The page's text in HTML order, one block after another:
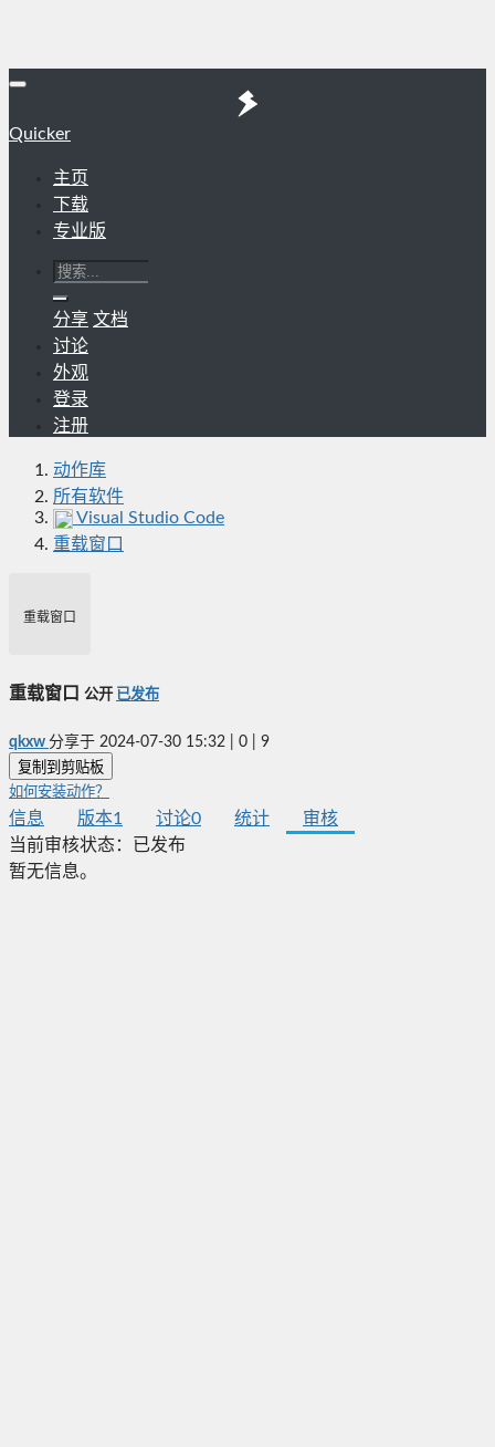
Quicker
主页
下载
专业版
分享 文档
讨论
外观
登录
注册
动作库
所有软件
Visual Studio Code
重载窗口
重载窗口
重载窗口 公开 已发布
qkxw 分享于 2024-07-30 15:32 0 9
复制到剪贴板
如何安装动作？
信息 版本1 讨论0 统计
审核
当前审核状态：
已发布
暂无信息。